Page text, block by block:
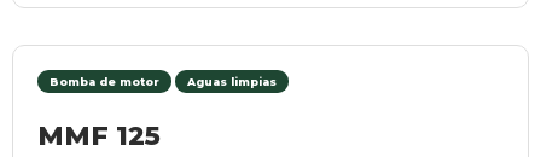
Bomba de motor Aguas limpias
MMF 125